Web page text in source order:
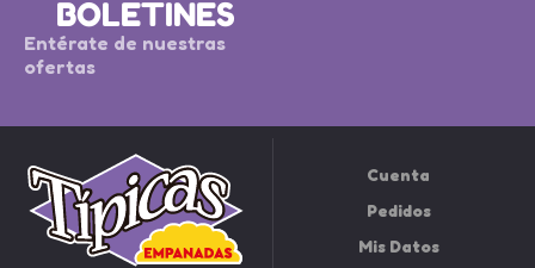
BOLETINES
Entérate de nuestras
ofertas
Cuenta
Pedidos
Mis Datos